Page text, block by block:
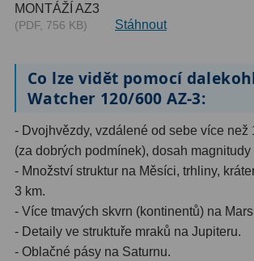
Pro pozorování přírody a
ornitologie17
Dárkové1
Binokulární dalekohledy285
Astronomické44
Lovecké a turistické 114
Univerzální38
MONTÁŽÍ AZ3
(PDF, 756 KB) Stáhnout
Co lze vidět pomocí
Watcher 120/600 AZ-3:
- Dvojhvězdy, vzdálené od sebe více než
(za dobrých podmínek), dosah magnitudy
- Množství struktur na Měsíci, trhliny,
3 km.
- Více tmavých skvrn (kontinentů) na
- Detaily ve struktuře mraků na Jupiteru.
- Oblačné pásy na Saturnu.